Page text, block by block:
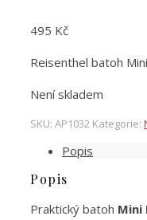
495 Kč
Reisenthel batoh
Není skladem
SKU: AP1032 Kategorie:
Popis
Popis
Praktický batoh Mini